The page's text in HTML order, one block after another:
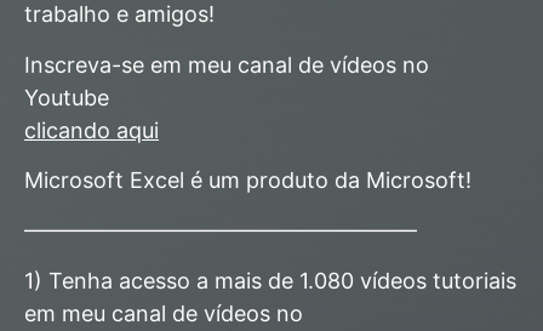
trabalho e amigos!
Inscreva-se em meu canal de vídeos no
Youtube
clicando aqui
Microsoft Excel é um produto da Microsoft!
——————————————————
1) Tenha acesso a mais de 1.080 vídeos tutoriais
em meu canal de vídeos no